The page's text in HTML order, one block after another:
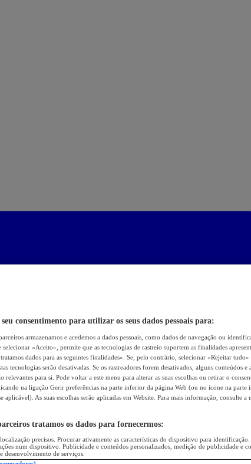
consentimento para utilizar os seus dados pessoais para:
armazenamos e acedemos a dados pessoais, como dados de navegação ou
selecionar «Aceito», permite que as tecnologias de rastreio suportem as finalidades
tratamos dados para as seguintes finalidades». Se, pelo contrário, selecionar «Rejeitar
tecnologias serão desativadas. Se os rastreadores forem desativados, alguns conteúdos e
relevantes para si. Pode voltar a este menu para alterar as suas escolhas ou retirar o
na ligação Gerir preferências na parte inferior da página Web (ou no ícone na parte
aplicável). As suas escolhas serão aplicadas em Website. Para mais informação, consulte a
tratamos os dados para fornecermos:
precisos. Procurar ativamente as características do dispositivo para
num dispositivo. Publicidade e conteúdos personalizados, medição de publicidade e
desenvolvimento de serviços.